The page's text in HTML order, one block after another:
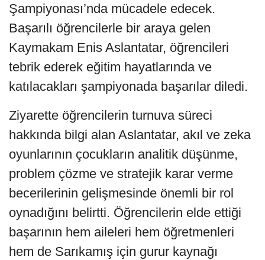
Şampiyonası’nda mücadele edecek.
Başarılı öğrencilerle bir araya gelen
Kaymakam Enis Aslantatar, öğrencileri
tebrik ederek eğitim hayatlarında ve
katılacakları şampiyonada başarılar diledi.
Ziyarette öğrencilerin turnuva süreci
hakkında bilgi alan Aslantatar, akıl ve zeka
oyunlarının çocukların analitik düşünme,
problem çözme ve stratejik karar verme
becerilerinin gelişmesinde önemli bir rol
oynadığını belirtti. Öğrencilerin elde ettiği
başarının hem aileleri hem öğretmenleri
hem de Sarıkamış için gurur kaynağı